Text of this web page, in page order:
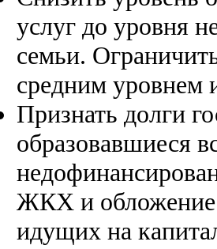
услуг до уровня
семьи.
средним уровнем
Признать долги
образовавшиеся
ЖКХ и обложение
идущих на